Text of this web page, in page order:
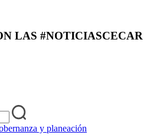
LAS #NOTICIASCECAR
y planeación